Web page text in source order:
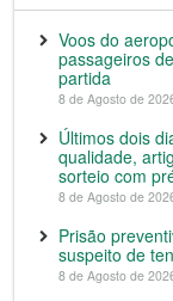
Voos do
passageiros
partida
8 de Agosto de
Últimos dois
qualidade,
sorteio com
8 de Agosto de
Prisão
suspeito de
8 de Agosto de